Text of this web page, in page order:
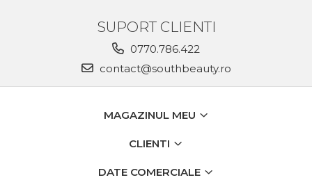
SUPORT CLIENTI
0770.786.422
contact@southbeauty.ro
MAGAZINUL MEU
CLIENTI
DATE COMERCIALE